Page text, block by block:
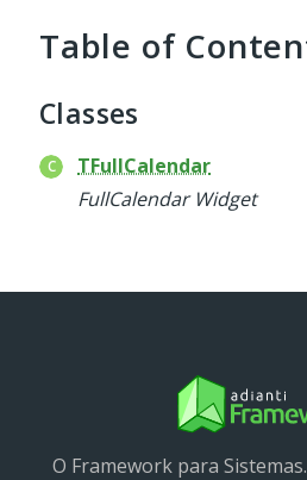
Base
Database
Http
Log
Util
Packages
Table of
Classes
TFullCalendar
FullCalendar Widget
O Framework para